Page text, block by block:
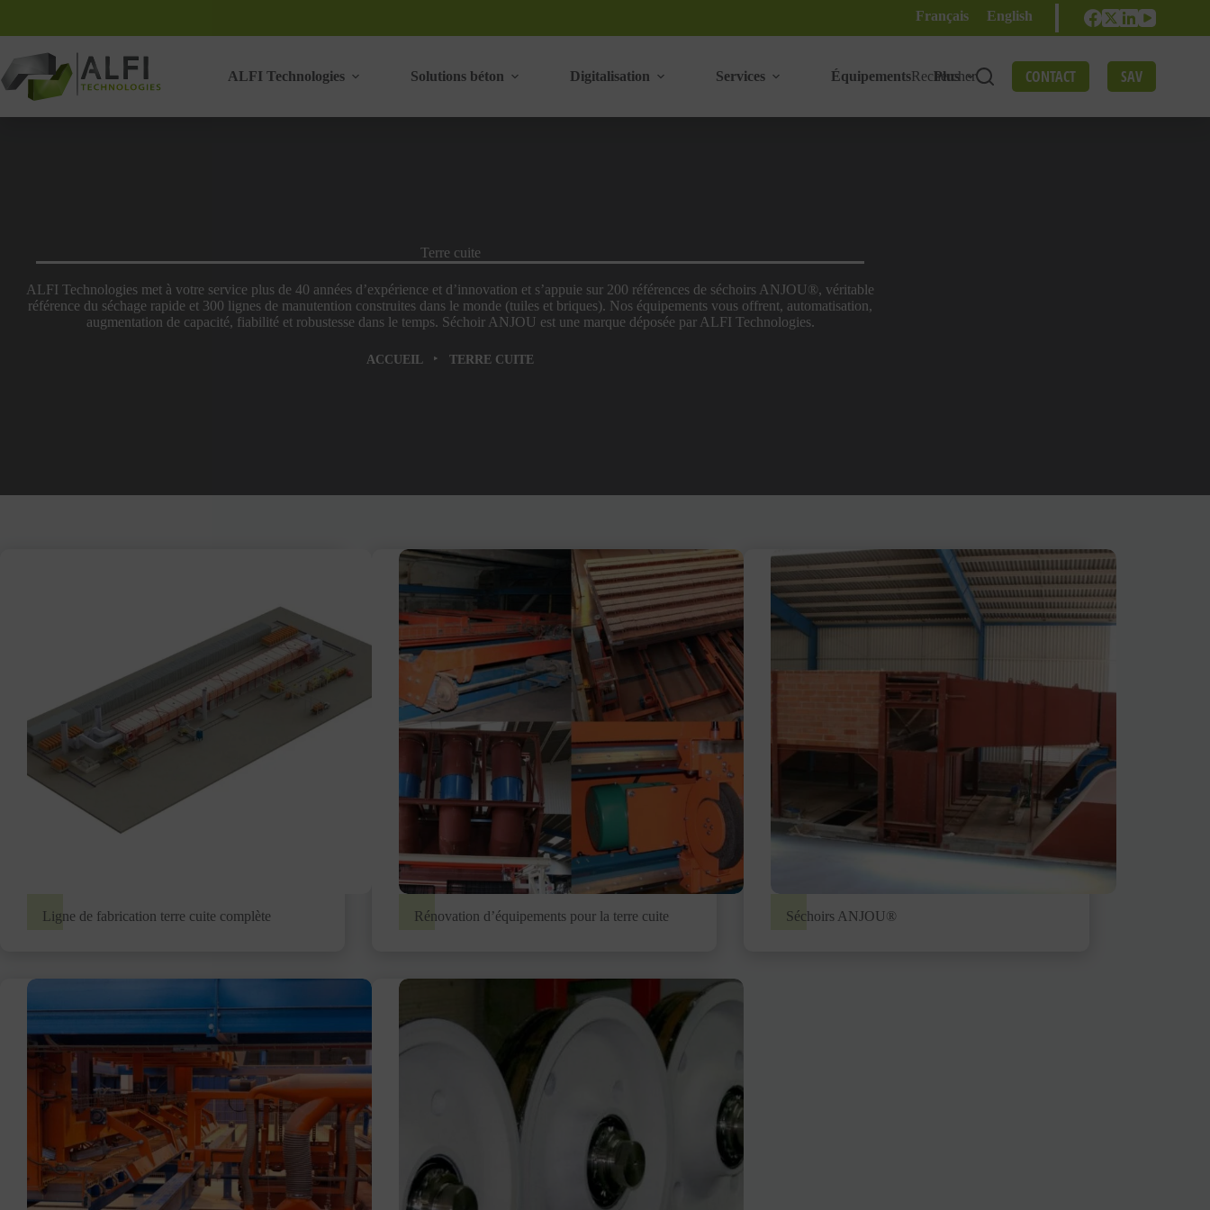
contenu
Français English
ALFI Technologies Solutions béton Digitalisation Services Équipements Plus
Rechercher CONTACT SAV
Terre cuite
ALFI Technologies met à votre service plus de 40 années d’expérience et d’innovation et s’appuie sur 200 références de séchoirs ANJOU®, véritable
référence du séchage rapide et 300 lignes de manutention construites dans le monde (tuiles et briques). Nos équipements vous offrent, automatisation,
augmentation de capacité, fiabilité et robustesse dans le temps. Séchoir ANJOU est une marque déposée par ALFI Technologies.
ACCUEIL ‣ TERRE CUITE
Ligne de fabrication terre cuite complète Rénovation d’équipements pour la terre cuite Séchoirs ANJOU®